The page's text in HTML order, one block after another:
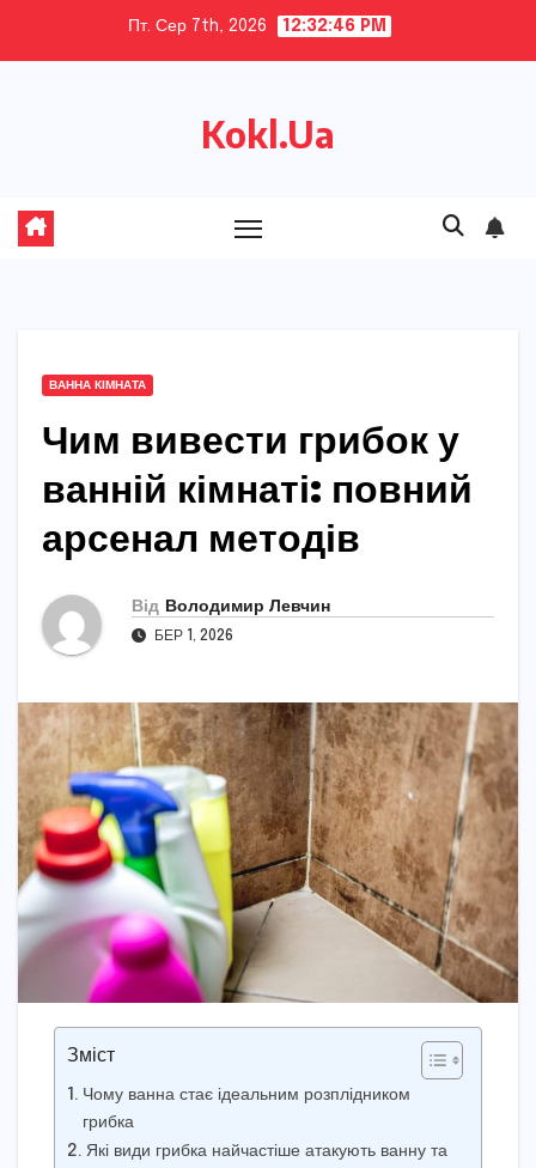
Пт. Сер 7th, 2026 12:32:47 PM
Kokl.Ua
ВАННА КІМНАТА
Чим вивести грибок у
ванній кімнаті: повний
арсенал методів
Від Володимир Левчин
БЕР 1, 2026
Зміст
Чому ванна стає ідеальним розплідником
грибка
Які види грибка найчастіше атакують ванну та